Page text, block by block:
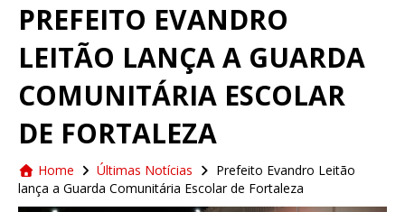
PREFEITO EVANDRO
LEITÃO LANÇA A GUARDA
COMUNITÁRIA ESCOLAR
DE FORTALEZA
Home Últimas Notícias
Prefeito Evandro Leitão
lança a Guarda Comunitária Escolar de Fortaleza